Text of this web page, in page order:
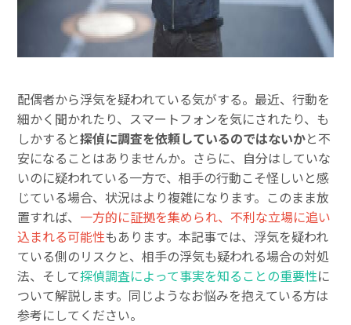
配偶者から浮気を疑われている気がする。最近、行動を
細かく聞かれたり、スマートフォンを気にされたり、も
しかすると探偵に調査を依頼しているのではないかと不
安になることはありませんか。さらに、自分はしていな
いのに疑われている一方で、相手の行動こそ怪しいと感
じている場合、状況はより複雑になります。このまま放
置すれば、 一方的に証拠を集められ、不利な立場に追い
込まれる可能性もあります。本記事では、浮気を疑われ
ている側のリスクと、相手の浮気も疑われる場合の対処
法、そして探偵調査によって事実を知ることの重要性に
ついて解説します。同じようなお悩みを抱えている方は
参考にしてください。